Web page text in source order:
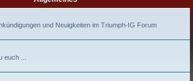
und Neuigkeiten im Triumph-IG Forum
euch ...